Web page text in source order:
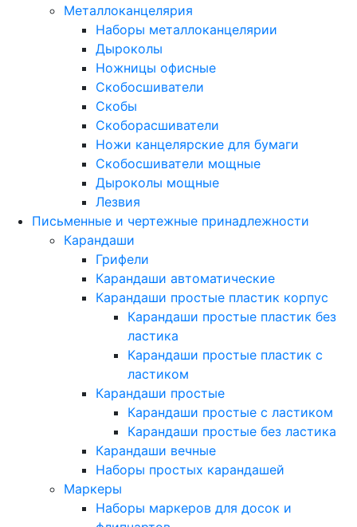
Металлоканцелярия
Наборы металлоканцелярии
Дыроколы
Ножницы офисные
Скобосшиватели
Скобы
Скоборасшиватели
Ножи канцелярские для бумаги
Скобосшиватели мощные
Дыроколы мощные
Лезвия
Письменные и чертежные принадлежности
Карандаши
Грифели
Карандаши автоматические
Карандаши простые пластик корпус
Карандаши простые пластик без
ластика
Карандаши простые пластик с
ластиком
Карандаши простые
Карандаши простые с ластиком
Карандаши простые без ластика
Карандаши вечные
Наборы простых карандашей
Маркеры
Наборы маркеров для досок и